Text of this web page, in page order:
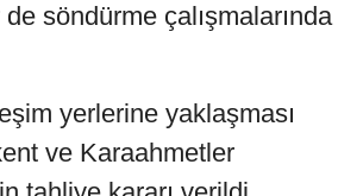
söndürme çalışmalarında
yerlerine yaklaşması
ve Karaahmetler